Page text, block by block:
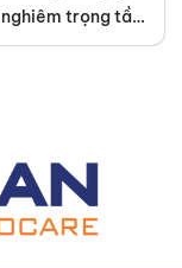
trọng tầm
trạng này diễn
xe không
án xử lý